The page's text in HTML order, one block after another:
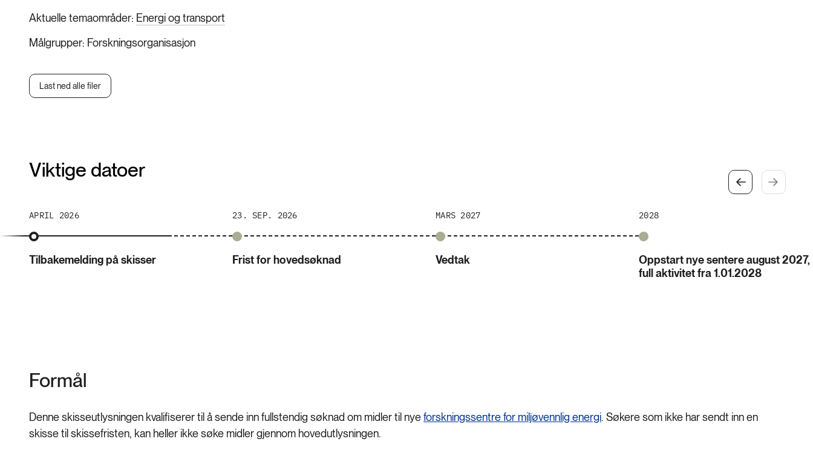
Aktuelle temaområder Energi og transport
Målgrupper Forskningsorganisasjon
Last ned alle filer
Viktige datoer
APRIL 2026
Tilbakemelding på skisser
23. SEP. 2026
Frist for hovedsøknad
MARS 2027
Vedtak
2028
Oppstart nye sentere august 2027,
full aktivitet fra 1.01.2028
Formål
Denne skisseutlysningen kvalifiserer til å sende inn fullstendig søknad om midler til nyeforskningssentre for miljøvennlig energi. Søkere som ikke har sendt inn en
skisse til skissefristen, kan heller ikke søke midler gjennom hovedutlysningen.